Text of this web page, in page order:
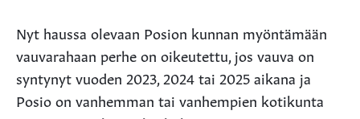
Nyt haussa olevaan Posion kunnan myöntämään
vauvarahaan perhe on oikeutettu, jos vauva on
syntynyt vuoden 2023, 2024 tai 2025 aikana ja
Posio on vanhemman tai vanhempien kotikunta